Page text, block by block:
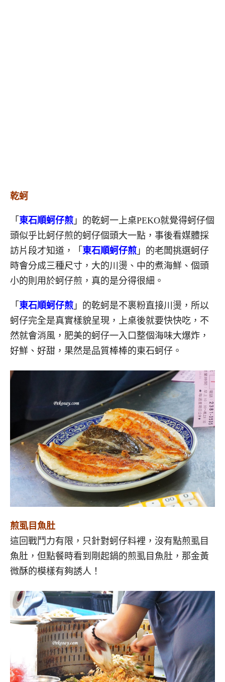
乾蚵
「 東石順蚵仔煎 」的乾蚵一上桌PEKO就覺得蚵仔個
頭似乎比蚵仔煎的蚵仔個頭大一點，事後看媒體採
訪片段才知道，「 東石順蚵仔煎 」的老闆挑選蚵仔
時會分成三種尺寸，大的川燙、中的煮海鮮、個頭
小的則用於蚵仔煎，真的是分得很細。
「 東石順蚵仔煎 」的乾蚵是不裹粉直接川燙，所以
蚵仔完全是真實樣貌呈現，上桌後就要快快吃，不
然就會消風，肥美的蚵仔一入口整個海味大爆炸，
好鮮、好甜，果然是品質棒棒的東石蚵仔。
煎虱目魚肚
這回戰鬥力有限，只針對蚵仔料裡，沒有點煎虱目
魚肚，但點餐時看到剛起鍋的煎虱目魚肚，那金黃
微酥的模樣有夠誘人！